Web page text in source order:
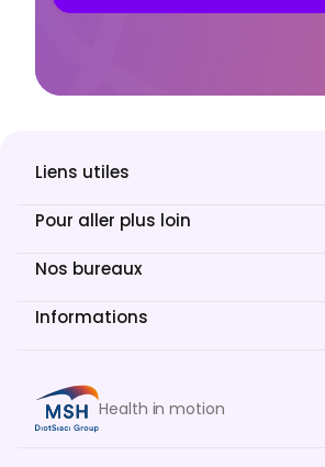
Health in motion
Liens utiles
Pour aller plus loin
Nos bureaux
Informations